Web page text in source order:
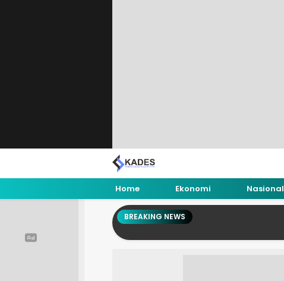
Home Ekonomi Nasional
BREAKING NEWS